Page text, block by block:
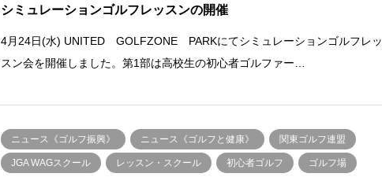
シミュレーションゴルフレッスンの開催
4月24日(水) UNITED GOLFZONE PARKにてシミュレーションゴルフレッ
スン会を開催しました。第1部は高校生の初心者ゴルファー…
ニュース《ゴルフ振興》 ニュース《ゴルフと健康》 関東ゴルフ連盟
JGA WAGスクール レッスン・スクール 初心者ゴルフ ゴルフ場